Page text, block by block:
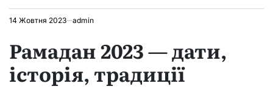
14 Жовтня 2023 admin
Рамадан 2023 — дати,
історія, традиції